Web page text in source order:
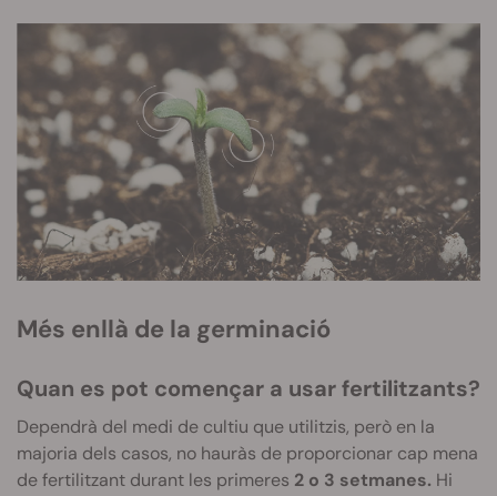
Més enllà de la germinació
Quan es pot començar a usar fertilitzants?
Dependrà del medi de cultiu que utilitzis, però en la
majoria dels casos, no hauràs de proporcionar cap mena
de fertilitzant durant les primeres 2 o 3 setmanes. Hi